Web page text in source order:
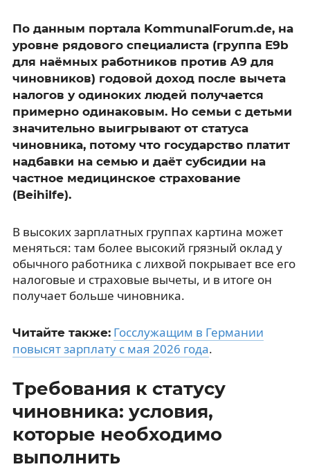
По данным портала KommunalForum.de, на
уровне рядового специалиста (группа E9b
для наёмных работников против A9 для
чиновников) годовой доход после вычета
налогов у одиноких людей получается
примерно одинаковым. Но семьи с детьми
значительно выигрывают от статуса
чиновника, потому что государство платит
надбавки на семью и даёт субсидии на
частное медицинское страхование
(Beihilfe).
В высоких зарплатных группах картина может
меняться: там более высокий грязный оклад у
обычного работника с лихвой покрывает все его
налоговые и страховые вычеты, и в итоге он
получает больше чиновника.
Читайте также: Госслужащим в Германии
повысят зарплату с мая 2026 года.
Требования к статусу
чиновника: условия,
которые необходимо
выполнить